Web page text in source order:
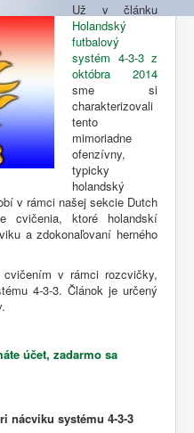
Už v článku
Holandský
futbalový
systém 4-3-3 z
októbra 2014
sme si
charakterizovali
tento
mimoriadne
ofenzívny,
typicky
holandský
v rámci našej sekcie Dutch
cvičenia, ktoré holandskí
a zdokonaľovaní herného
v rámci rozcvičky,
4-3-3. Článok je určený
účet, zadarmo sa
nácviku systému 4-3-3